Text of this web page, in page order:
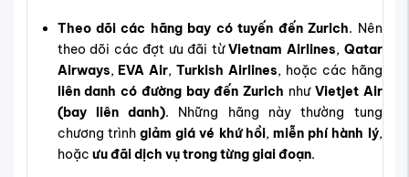
Theo dõi các hãng bay có tuyến đến Zurich. Nên
theo dõi các đợt ưu đãi từVietnam Airlines, Qatar
Airways, EVA Air,Turkish Airlines, hoặc các hãng
liên danh có đường bay đến Zurich như Vietjet Air
(bay liên danh). Những hãng này thường tung
chương trình giảm giá vé khứ hồi, miễn phí hành lý,
hoặc ưu đãi dịch vụ trong từng giai đoạn.